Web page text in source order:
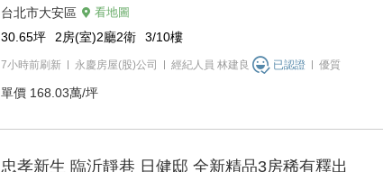
台北市大安區 看地圖
30.65坪 2房(室)2廳2衛 3/10樓
7小時前刷新 永慶房屋(股)公司 經紀人員 林建良 已認證 優質
單價 168.03萬/坪
忠孝新生 臨沂靜巷 日健邸 全新精品3房稀有釋出